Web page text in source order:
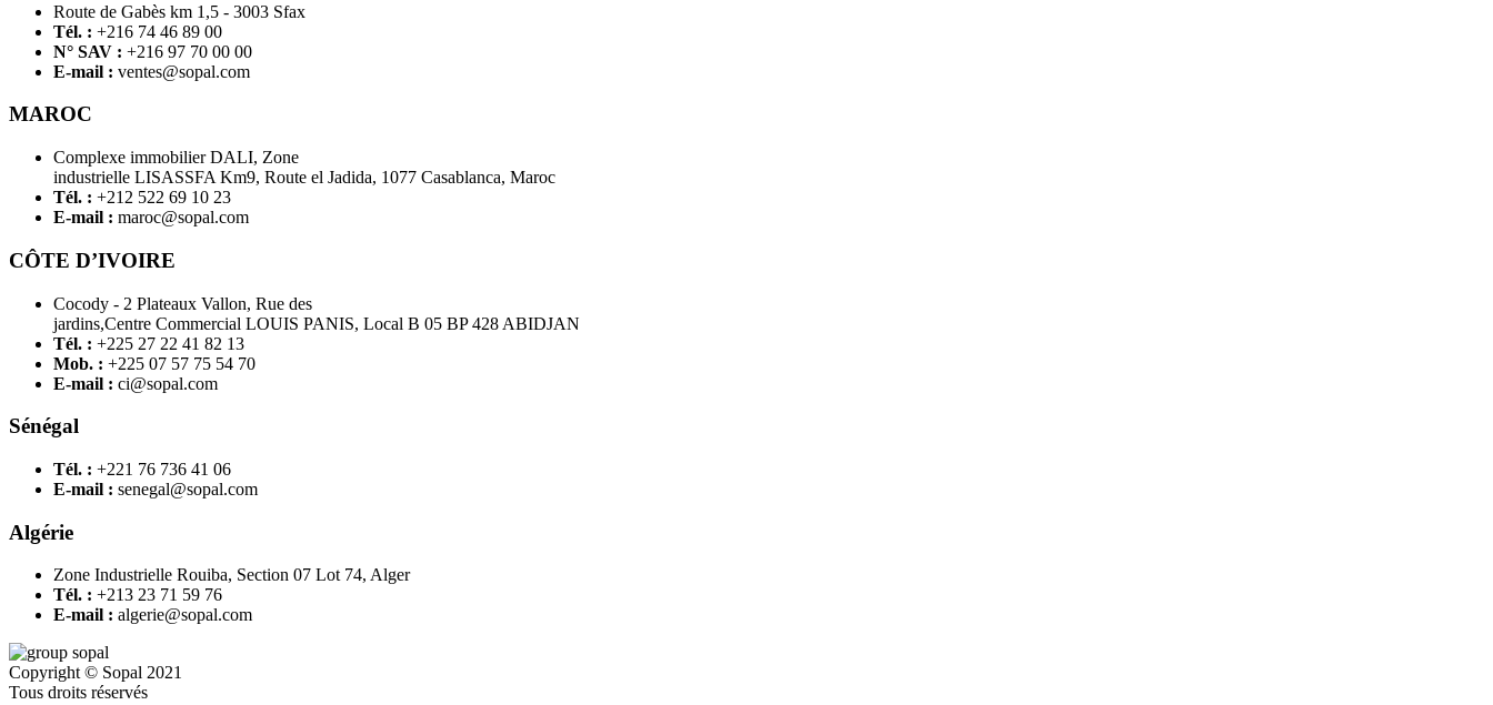
Route de Gabès km 1,5 - 3003 Sfax
Tél. : +216 74 46 89 00
N° SAV : +216 97 70 00 00
E-mail : ventes@sopal.com
MAROC
Complexe immobilier DALI, Zone
industrielle LISASSFA Km9, Route el Jadida, 1077 Casablanca, Maroc
Tél. : +212 522 69 10 23
E-mail : maroc@sopal.com
CÔTE D’IVOIRE
Cocody - 2 Plateaux Vallon, Rue des
jardins,Centre Commercial LOUIS PANIS, Local B 05 BP 428 ABIDJAN
Tél. : +225 27 22 41 82 13
Mob. : +225 07 57 75 54 70
E-mail : ci@sopal.com
Sénégal
Tél. : +221 76 736 41 06
E-mail : senegal@sopal.com
Algérie
Zone Industrielle Rouiba, Section 07 Lot 74, Alger
Tél. : +213 23 71 59 76
E-mail : algerie@sopal.com
Copyright © Sopal 2021
Tous droits réservés